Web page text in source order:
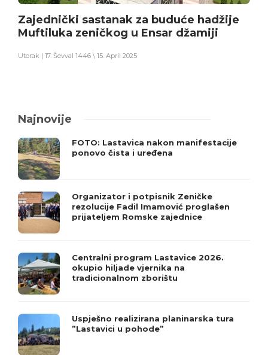
Zajednički sastanak za buduće hadžije
Muftiluka zeničkog u Ensar džamiji
Utorak | 17. Ševval 1446 \ 15. April 2025
Najnovije
FOTO: Lastavica nakon manifestacije
ponovo čista i uređena
Organizator i potpisnik Zeničke
rezolucije Fadil Imamović proglašen
prijateljem Romske zajednice
Centralni program Lastavice 2026.
okupio hiljade vjernika na
tradicionalnom zborištu
Uspješno realizirana planinarska tura
”Lastavici u pohode”